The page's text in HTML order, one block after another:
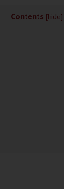
Contents [hide]